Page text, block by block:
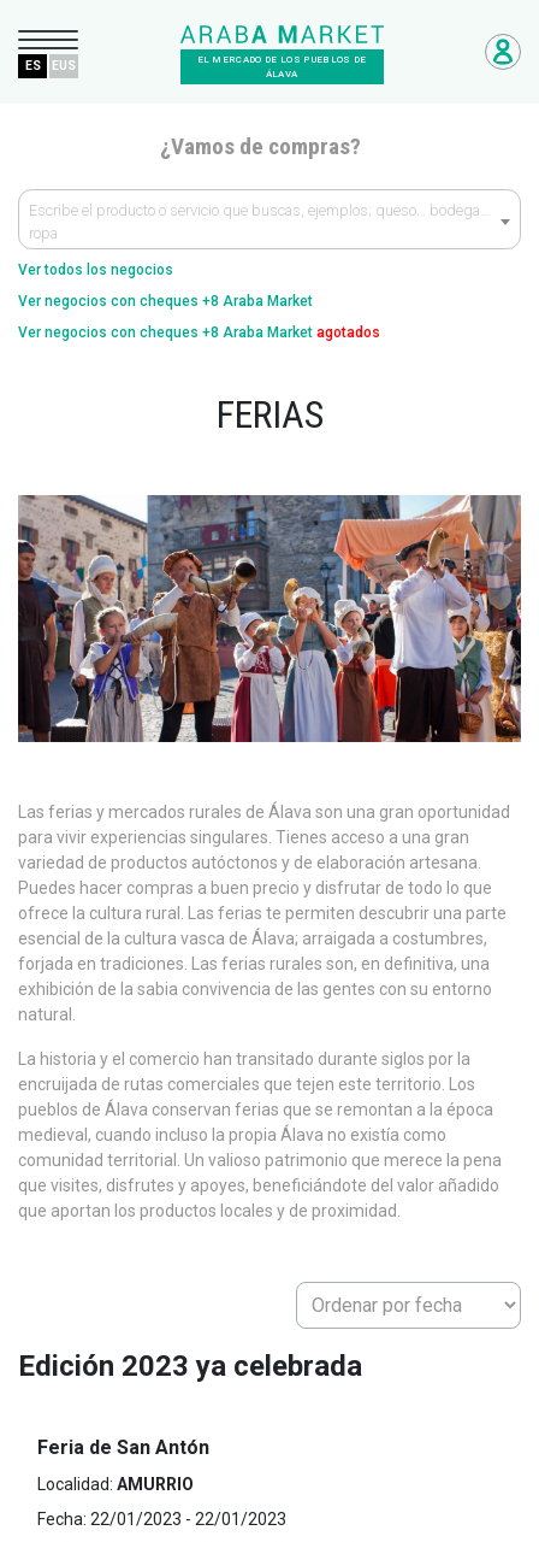
EL MERCADO DE LOS PUEBLOS DE
ÁLAVA
ES EUS
¿Vamos de compras?
Escribe el producto o servicio que buscas, ejemplos; queso… bodega…
ropa
Ver todos los negocios
Ver negocios con cheques +8 Araba Market
Ver negocios con cheques +8 Araba Market agotados
FERIAS
Las ferias y mercados rurales de Álava son una gran oportunidad
para vivir experiencias singulares. Tienes acceso a una gran
variedad de productos autóctonos y de elaboración artesana.
Puedes hacer compras a buen precio y disfrutar de todo lo que
ofrece la cultura rural. Las ferias te permiten descubrir una parte
esencial de la cultura vasca de Álava; arraigada a costumbres,
forjada en tradiciones. Las ferias rurales son, en definitiva, una
exhibición de la sabia convivencia de las gentes con su entorno
natural.
La historia y el comercio han transitado durante siglos por la
encruijada de rutas comerciales que tejen este territorio. Los
pueblos de Álava conservan ferias que se remontan a la época
medieval, cuando incluso la propia Álava no existía como
comunidad territorial. Un valioso patrimonio que merece la pena
que visites, disfrutes y apoyes, beneficiándote del valor añadido
que aportan los productos locales y de proximidad.
Edición 2023 ya celebrada
Feria de San Antón
Localidad: AMURRIO
Fecha: 22/01/2023 - 22/01/2023